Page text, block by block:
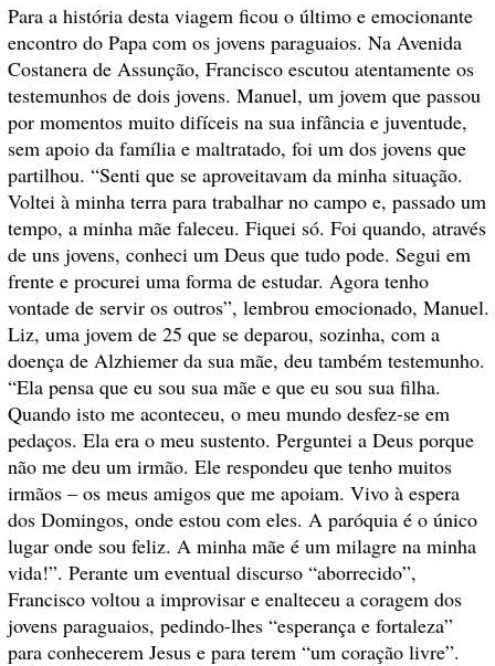
Para a história desta viagem ficou o último e emocionante
encontro do Papa com os jovens paraguaios. Na Avenida
Costanera de Assunção, Francisco escutou atentamente os
testemunhos de dois jovens. Manuel, um jovem que passou
por momentos muito difíceis na sua infância e juventude,
sem apoio da família e maltratado, foi um dos jovens que
partilhou. “Senti que se aproveitavam da minha situação.
Voltei à minha terra para trabalhar no campo e, passado um
tempo, a minha mãe faleceu. Fiquei só. Foi quando, através
de uns jovens, conheci um Deus que tudo pode. Segui em
frente e procurei uma forma de estudar. Agora tenho
vontade de servir os outros”, lembrou emocionado, Manuel.
Liz, uma jovem de 25 que se deparou, sozinha, com a
doença de Alzhiemer da sua mãe, deu também testemunho.
“Ela pensa que eu sou sua mãe e que eu sou sua filha.
Quando isto me aconteceu, o meu mundo desfez-se em
pedaços. Ela era o meu sustento. Perguntei a Deus porque
não me deu um irmão. Ele respondeu que tenho muitos
irmãos – os meus amigos que me apoiam. Vivo à espera
dos Domingos, onde estou com eles. A paróquia é o único
lugar onde sou feliz. A minha mãe é um milagre na minha
vida!”. Perante um eventual discurso “aborrecido”,
Francisco voltou a improvisar e enalteceu a coragem dos
jovens paraguaios, pedindo-lhes “esperança e fortaleza”
para conhecerem Jesus e para terem “um coração livre”.